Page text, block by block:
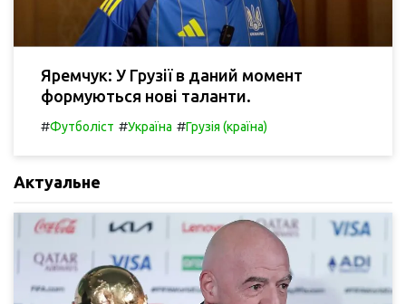
Яремчук: У Грузії в даний момент
формуються нові таланти.
#Футболіст #Україна #Грузія (країна)
Актуальне